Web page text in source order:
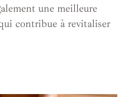
une meilleure
contribue à revitaliser